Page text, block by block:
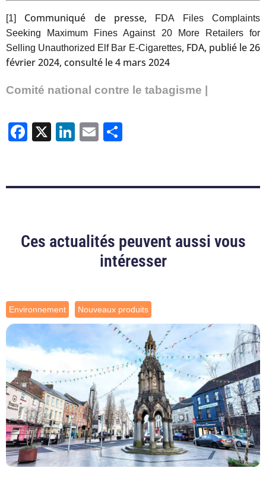
[1] Communiqué de presse,
FDA Files Complaints
Seeking Maximum Fines Against 20 More Retailers for
Selling Unauthorized Elf Bar E-Cigarettes, FDA, publié le 26
février 2024, consulté le 4 mars 2024
Comité national contre le tabagisme |
Facebook
X LinkedIn
Email
Ces actualités peuvent aussi vous
intéresser
Environnement Nouveaux produits